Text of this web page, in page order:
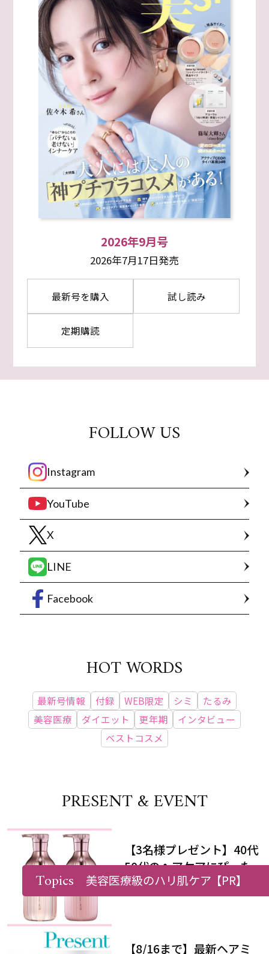
2026年9月号
2026年7月17日発売
最新号を購入 試し読み
定期購読
FOLLOW US
Instagram
YouTube
X
LINE
Facebook
HOT WORDS
最新号情報 付録 WEB限定 シミ
たるみ
美容医療
ダイエット 更年期
インタビュー
ベストコスメ
PRESENT & EVENT
【3名様プレゼント】40代
50代のヘアケアにぴった
りなシャンプー＆トリート
メントで、うねり悩みに対
【8/16まで】最新ヘアミ
Topics 美容医療級のハリ肌ケア【PR】